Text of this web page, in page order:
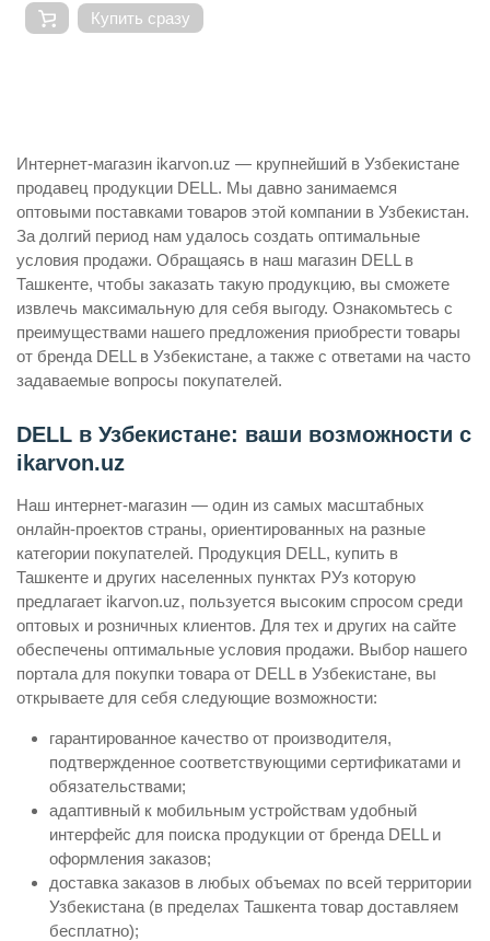
Купить сразу
Интернет-магазин ikarvon.uz — крупнейший в Узбекистане
продавец продукции DELL. Мы давно занимаемся
оптовыми поставками товаров этой компании в Узбекистан.
За долгий период нам удалось создать оптимальные
условия продажи. Обращаясь в наш магазин DELL в
Ташкенте, чтобы заказать такую продукцию, вы сможете
извлечь максимальную для себя выгоду. Ознакомьтесь с
преимуществами нашего предложения приобрести товары
от бренда DELL в Узбекистане, а также с ответами на часто
задаваемые вопросы покупателей.
DELL в Узбекистане: ваши возможности с
ikarvon.uz
Наш интернет-магазин — один из самых масштабных
онлайн-проектов страны, ориентированных на разные
категории покупателей. Продукция DELL, купить в
Ташкенте и других населенных пунктах РУз которую
предлагает ikarvon.uz, пользуется высоким спросом среди
оптовых и розничных клиентов. Для тех и других на сайте
обеспечены оптимальные условия продажи. Выбор нашего
портала для покупки товара от DELL в Узбекистане, вы
открываете для себя следующие возможности:
гарантированное качество от производителя,
подтвержденное соответствующими сертификатами и
обязательствами;
адаптивный к мобильным устройствам удобный
интерфейс для поиска продукции от бренда DELL и
оформления заказов;
доставка заказов в любых объемах по всей территории
Узбекистана (в пределах Ташкента товар доставляем
бесплатно);